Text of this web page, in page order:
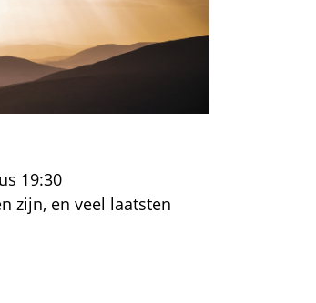
19:30
zijn, en veel laatsten